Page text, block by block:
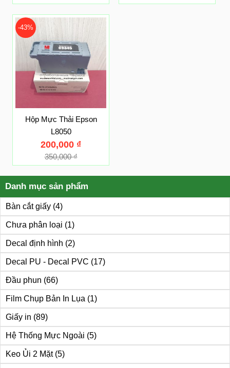
Danh mục sản phẩm
Bàn cắt giấy (4)
Chưa phân loại (1)
Decal định hình (2)
Decal PU - Decal PVC (17)
Đầu phun (66)
Film Chụp Bản In Lụa (1)
Giấy in (89)
Hệ Thống Mực Ngoài (5)
Keo Ủi 2 Mặt (5)
-43%
Hộp Mực Thải Epson
L8050
350,000₫
200,000 ₫